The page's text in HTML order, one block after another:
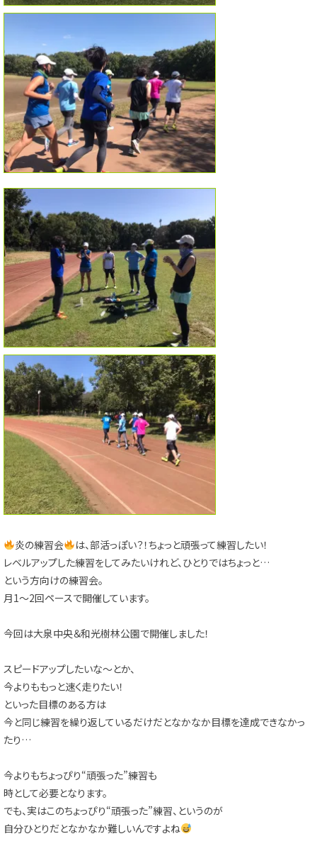
炎の練習会
は、部活っぽい？！ちょっと頑張って練習したい！
レベルアップした練習をしてみたいけれど、ひとりではちょっと…
という方向けの練習会。
月1～2回ペースで開催しています。
今回は大泉中央＆和光樹林公園で開催しました！
スピードアップしたいな～とか、
今よりももっと速く走りたい！
といった目標のある方は
今と同じ練習を繰り返しているだけだとなかなか目標を達成できなかっ
たり…
今よりもちょっぴり“頑張った”練習も
時として必要となります。
でも、実はこのちょっぴり“頑張った”練習、というのが
自分ひとりだとなかなか難しいんですよね